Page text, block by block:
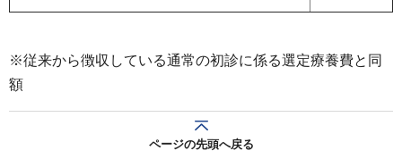
※従来から徴収している通常の初診に係る選定療養費と同
額
ページの先頭へ戻る